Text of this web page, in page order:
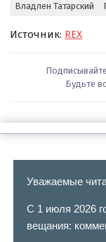
Владлен Татарский
Источник: REX
Будьте
Уважаемые
С 1 июля 2026
вещания: